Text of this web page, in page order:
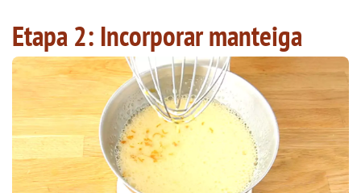
Etapa 2: Incorporar manteiga